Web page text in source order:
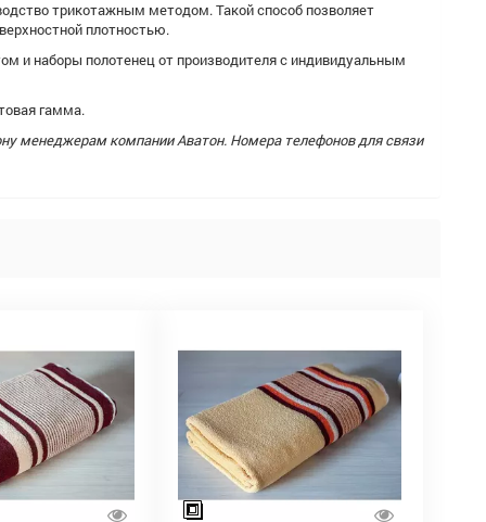
трикотажным методом. Такой способ позволяет
плотностью.
и наборы полотенец от производителя с индивидуальным
гамма.
менеджерам компании Аватон. Номера телефонов для связи